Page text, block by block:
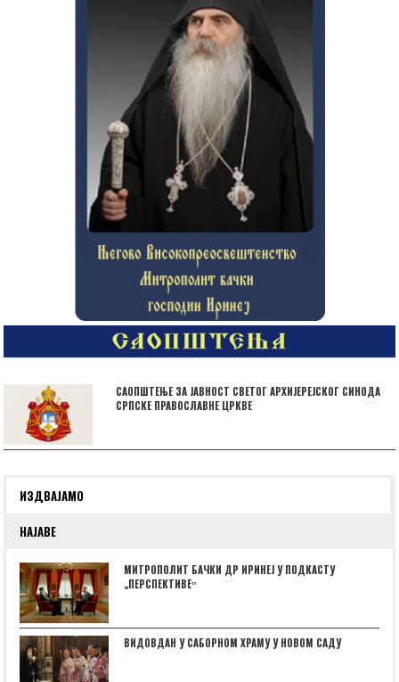
САОПШТЕЊЕ ЗА ЈАВНОСТ СВЕТОГ АРХИЈЕРЕЈСКОГ СИНОДА
СРПСКЕ ПРАВОСЛАВНЕ ЦРКВЕ
ИЗДВАЈАМО
НАЈАВЕ
МИТРОПОЛИТ БАЧКИ ДР ИРИНЕЈ У ПОДКАСТУ
„ПЕРСПЕКТИВЕˮ
ВИДОВДАН У САБОРНОМ ХРАМУ У НОВОМ САДУ